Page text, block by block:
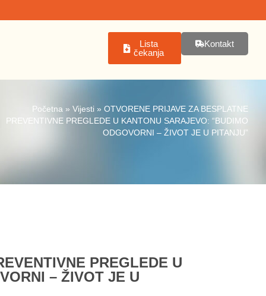
Lista
čekanja
Kontakt
Početna » Vijesti » OTVORENE PRIJAVE ZA BESPLATNE
PREVENTIVNE PREGLEDE U KANTONU SARAJEVO: “BUDIMO
ODGOVORNI – ŽIVOT JE U PITANJU”
PREGLEDE U
– ŽIVOT JE U